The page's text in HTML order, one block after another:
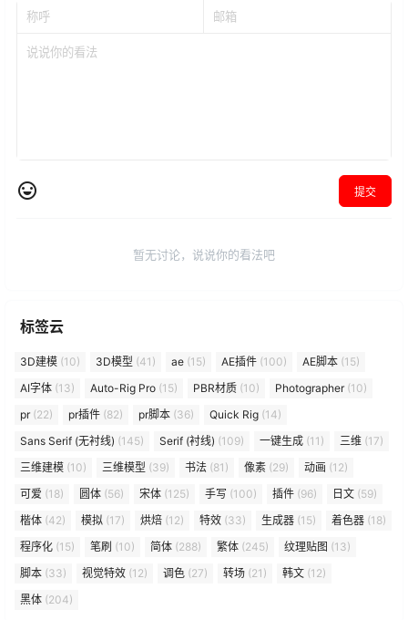
提交
暂无讨论，说说你的看法吧
标签云
3D建模 (10) 3D模型 (41) ae (15) AE插件 (100) AE脚本 (15)
AI字体 (13) Auto-Rig Pro (15) PBR材质 (10) Photographer(10)
pr(22) pr插件 (82) pr脚本 (36) Quick Rig (14)
Sans Serif (无衬线) (145) Serif (衬线) (109) 一键生成 (11) 三维 (17)
三维建模 (10) 三维模型 (39) 书法 (81) 像素 (29) 动画 (12)
可爱 (18) 圆体 (56) 宋体 (125) 手写 (100) 插件 (96) 日文 (59)
楷体 (42) 模拟 (17) 烘焙 (12) 特效 (33) 生成器 (15) 着色器 (18)
程序化 (15) 笔刷 (10) 简体 (288) 繁体 (245) 纹理贴图 (13)
脚本 (33) 视觉特效 (12) 调色 (27) 转场 (21) 韩文 (12)
黑体 (204)